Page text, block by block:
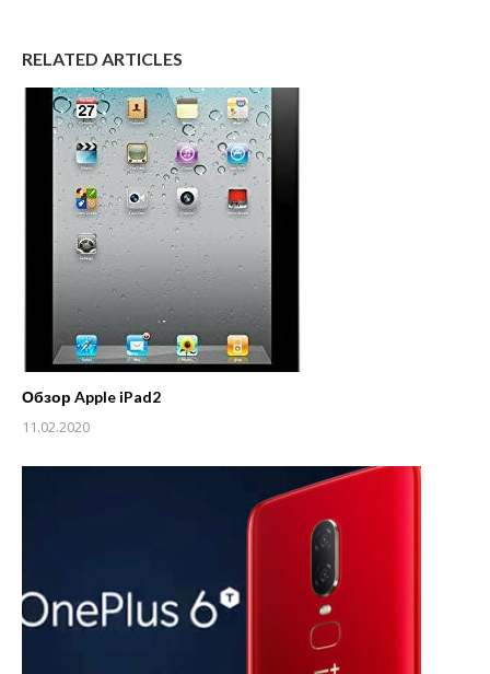
RELATED ARTICLES
Обзор Apple iPad2
11.02.2020